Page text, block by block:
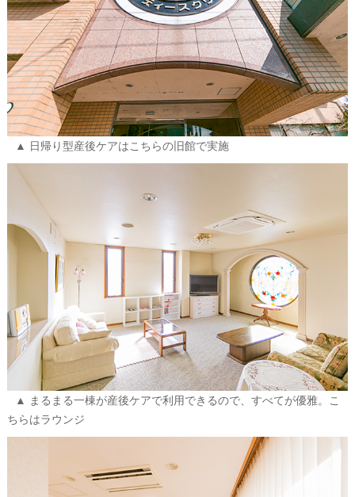
日帰り型産後ケアはこちらの旧館で実施
まるまる一棟が産後ケアで利用できるので、すべてが優雅。こ
ちらはラウンジ